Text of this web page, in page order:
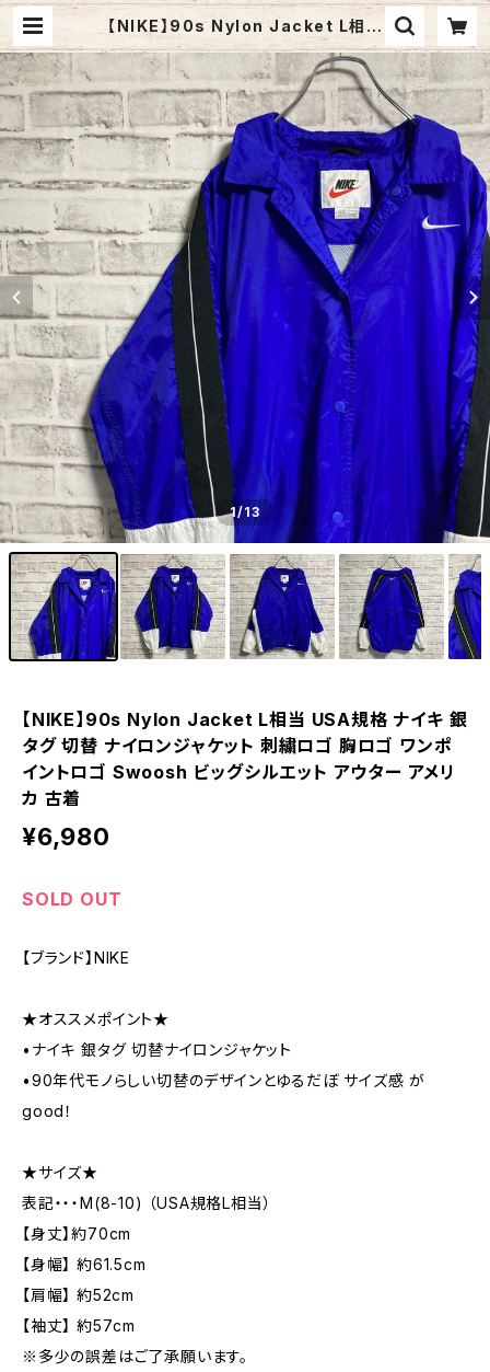
【NIKE】90s Nylon Jacket L相当
USA規格 ナイキ 銀タグ 切替 ナイロ
ンジャケット 刺繍ロゴ 胸ロゴ ワンポ
イントロゴ Swoosh ビッグシルエッ
ト アウター アメリカ 古着 | Fuzzy F
uzzy
1/13
【NIKE】90s Nylon Jacket L相当 USA規格 ナイキ 銀
タグ 切替 ナイロンジャケット 刺繍ロゴ 胸ロゴ ワンポ
イントロゴ Swoosh ビッグシルエット アウター アメリ
カ 古着
¥6,980
SOLD OUT
【ブランド】NIKE
★オススメポイント★
•ナイキ 銀タグ 切替ナイロンジャケット
•90年代モノらしい切替のデザインとゆるだぼ サイズ感 が
good！
★サイズ★
表記・・・M(8-10) （USA規格L相当）
【身丈】約70cm
【身幅】 約61.5cm
【肩幅】 約52cm
【袖丈】 約57cm
※多少の誤差はご了承願います。